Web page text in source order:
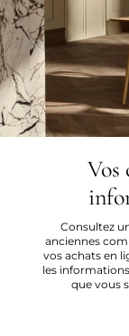
Vos
Consultez
anciennes
vos achats en
les
que vous